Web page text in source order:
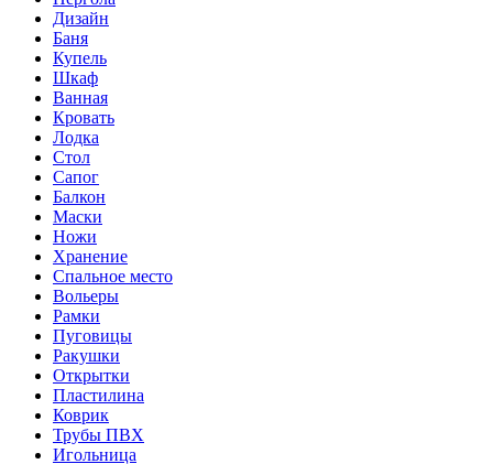
Дизайн
Баня
Купель
Шкаф
Ванная
Кровать
Лодка
Стол
Сапог
Балкон
Маски
Ножи
Хранение
Спальное место
Вольеры
Рамки
Пуговицы
Ракушки
Открытки
Пластилина
Коврик
Трубы ПВХ
Игольница